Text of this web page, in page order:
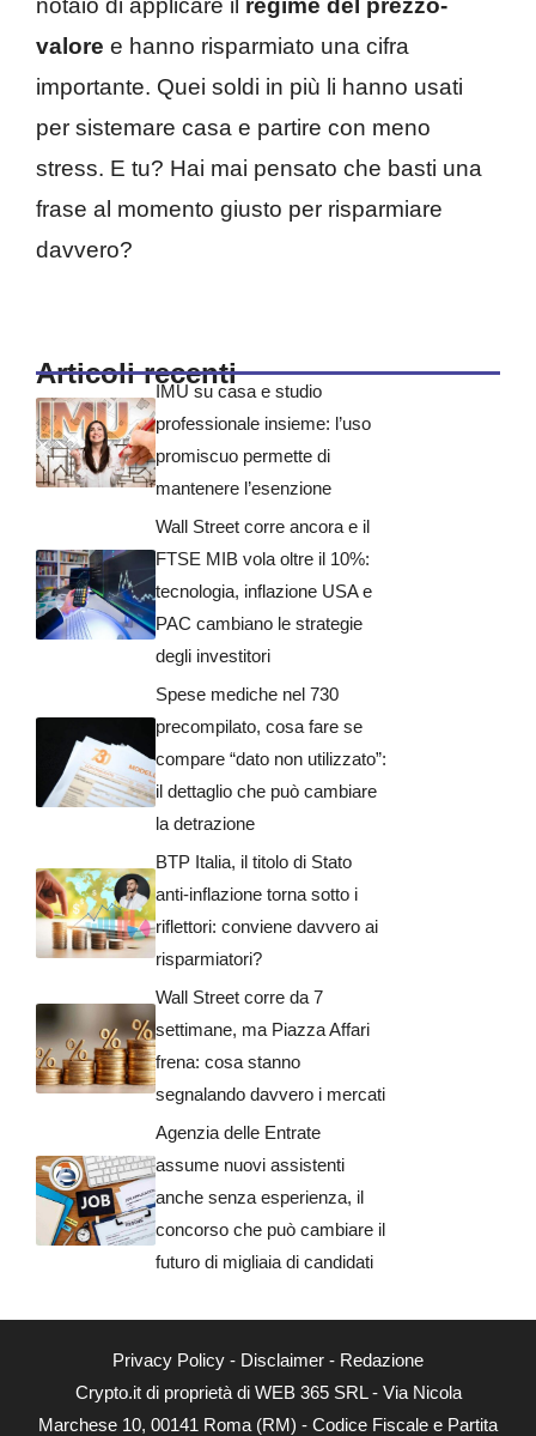
valore e hanno risparmiato una cifra
importante. Quei soldi in più li hanno usati
per sistemare casa e partire con meno
stress. E tu? Hai mai pensato che basti una
frase al momento giusto per risparmiare
davvero?
Articoli recenti
IMU su casa e studio
professionale insieme: l’uso
promiscuo permette di
mantenere l’esenzione
Wall Street corre ancora e il
FTSE MIB vola oltre il 10%:
tecnologia, inflazione USA e
PAC cambiano le strategie
degli investitori
Spese mediche nel 730
precompilato, cosa fare se
compare “dato non utilizzato”:
il dettaglio che può cambiare
la detrazione
BTP Italia, il titolo di Stato
anti-inflazione torna sotto i
riflettori: conviene davvero ai
risparmiatori?
Wall Street corre da 7
settimane, ma Piazza Affari
frena: cosa stanno
segnalando davvero i mercati
Agenzia delle Entrate
assume nuovi assistenti
anche senza esperienza, il
concorso che può cambiare il
futuro di migliaia di candidati
Privacy Policy - Disclaimer - Redazione
Crypto.it di proprietà di WEB 365 SRL - Via Nicola
Marchese 10, 00141 Roma (RM) - Codice Fiscale e Partita